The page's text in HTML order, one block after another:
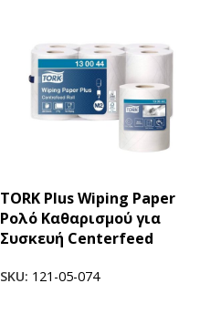
TORK Plus Wiping Paper
Ρολό Καθαρισμού για
Συσκευή Centerfeed
SKU: 121-05-074